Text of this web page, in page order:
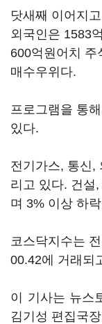
닷새째 이어지
외국인은 1583
600억원어치 주
매수우위다.
프로그램을 통
있다.
전기가스, 통신,
리고 있다. 건설
며 3% 이상 하
코스닥지수는
00.42에 거래되
이 기사는 뉴스
김기성 편집국